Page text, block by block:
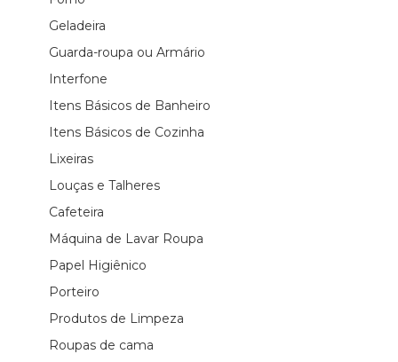
Geladeira
Guarda-roupa ou Armário
Interfone
Itens Básicos de Banheiro
Itens Básicos de Cozinha
Lixeiras
Louças e Talheres
Cafeteira
Máquina de Lavar Roupa
Papel Higiênico
Porteiro
Produtos de Limpeza
Roupas de cama